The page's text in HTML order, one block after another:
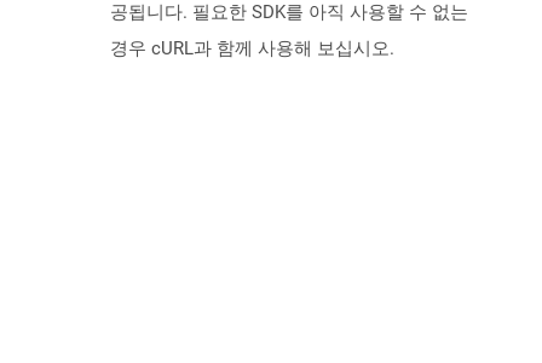
공됩니다. 필요한 SDK를 아직 사용할 수 없는
경우 cURL과 함께 사용해 보십시오.